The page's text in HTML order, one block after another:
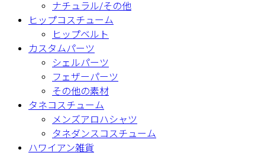
ナチュラル/その他
ヒップコスチューム
ヒップベルト
カスタムパーツ
シェルパーツ
フェザーパーツ
その他の素材
タネコスチューム
メンズアロハシャツ
タネダンスコスチューム
ハワイアン雑貨